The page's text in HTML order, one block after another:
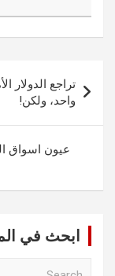
المقالات
تراجع الدولار
واحد، ولكن!
ابحث في